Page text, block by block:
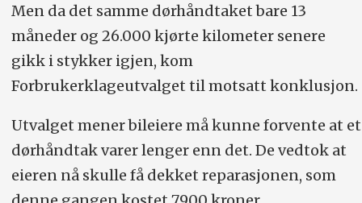
Men da det samme dørhåndtaket bare 13
måneder og 26.000 kjørte kilometer senere
gikk i stykker igjen, kom
Forbrukerklageutvalget til motsatt konklusjon.
Utvalget mener bileiere må kunne forvente at et
dørhåndtak varer lenger enn det. De vedtok at
eieren nå skulle få dekket reparasjonen, som